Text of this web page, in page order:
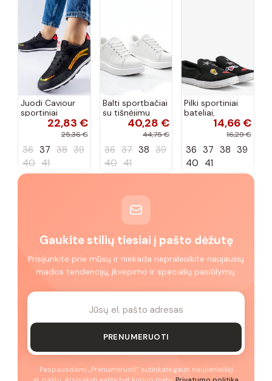
Juodi Caviour
sportiniai
sportbačiai22,83 €
25,36 €
36 37 38 39
40 41
Balti sportbačiai
su tišnėjimu
Peyton40,28 €
44,75 €
36 37 38 39
40 41
Pilki sportiniai
bateliai,
„Justice"14,66 €
16,29 €
36 37 38 39
40 41
Gaukite stilių tiesiai į pašto dėžutę
Prisijunkite prie mūsų ir niekada nepraleiskite naujausių
mados tendencijų, įkvėpimo ir specialių pasiūlymų.
PRENUMERUOTI
Paspausdami „Prenumeruoti" sutinkate gauti naujienlaiškį